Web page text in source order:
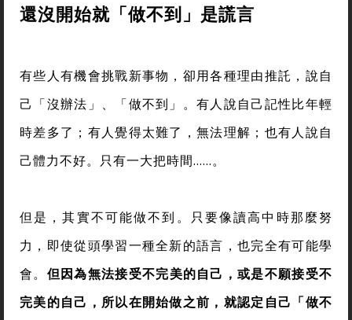
還沒開始就「做不到」是謊言
有些人有機會挑戰新事物，卻用各種理由推託，說自
己「沒辦法」、「做不到」。有人說自己記性比年輕
時差多了；有人覺得太難了，無法理解；也有人說自
己體力不好。只有一大把時間……。
但是，其實不可能做不到。只要像讀高中時那麼努
力，即使從頭學習一種全新的語言，也完全有可能學
會。 但因為無法接受不完美的自己，或是不願接受不
完美的自己，所以在開始做之前，就認定自己「做不